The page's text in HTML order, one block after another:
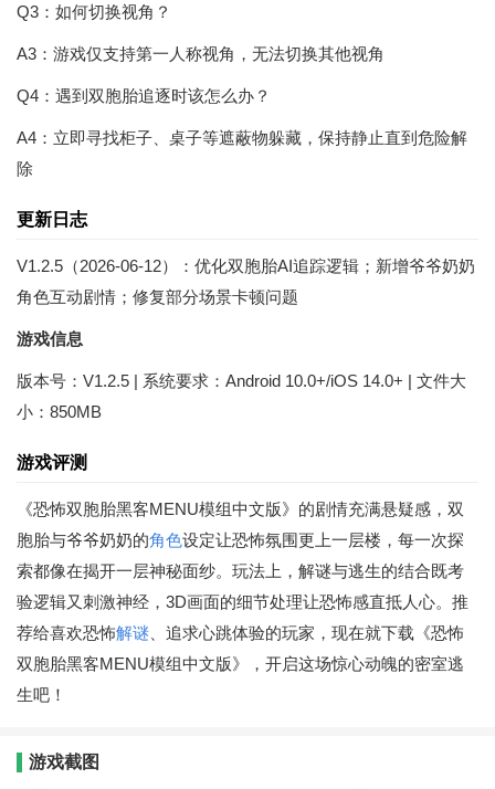
Q3：如何切换视角？
A3：游戏仅支持第一人称视角，无法切换其他视角
Q4：遇到双胞胎追逐时该怎么办？
A4：立即寻找柜子、桌子等遮蔽物躲藏，保持静止直到危险解
除
更新日志
V1.2.5（2026-06-12）：优化双胞胎AI追踪逻辑；新增爷爷奶奶
角色互动剧情；修复部分场景卡顿问题
游戏信息
版本号：V1.2.5 | 系统要求：Android 10.0+/iOS 14.0+ | 文件大
小：850MB
游戏评测
《恐怖双胞胎黑客MENU模组中文版》的剧情充满悬疑感，双
胞胎与爷爷奶奶的角色设定让恐怖氛围更上一层楼，每一次探
索都像在揭开一层神秘面纱。玩法上，解谜与逃生的结合既考
验逻辑又刺激神经，3D画面的细节处理让恐怖感直抵人心。推
荐给喜欢恐怖解谜 、追求心跳体验的玩家，现在就下载《恐怖
双胞胎黑客MENU模组中文版》，开启这场惊心动魄的密室逃
生吧！
游戏截图